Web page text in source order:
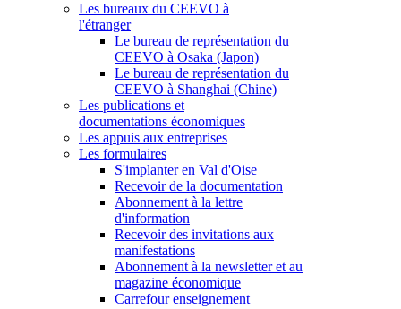
Les bureaux du CEEVO à
l'étranger
Le bureau de représentation du
CEEVO à Osaka (Japon)
Le bureau de représentation du
CEEVO à Shanghai (Chine)
Les publications et
documentations économiques
Les appuis aux entreprises
Les formulaires
S'implanter en Val d'Oise
Recevoir de la documentation
Abonnement à la lettre
d'information
Recevoir des invitations aux
manifestations
Abonnement à la newsletter et au
magazine économique
Carrefour enseignement